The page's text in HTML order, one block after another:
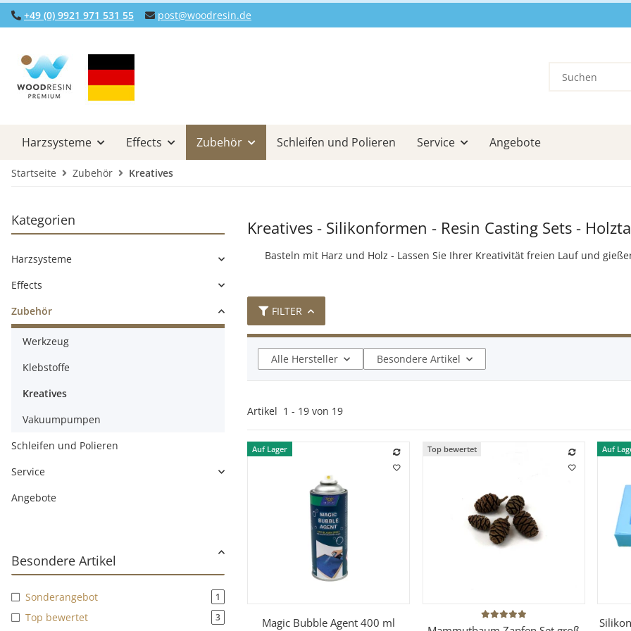
+49 (0) 9921 971 531 55 post@woodresin.de
Harzsysteme Effects Zubehör Schleifen und Polieren Service Angebote
Startseite Zubehör Kreatives
Kreatives - Silikonformen - Resin Casting Sets -
Basteln mit Harz und Holz - Lassen Sie Ihrer Kreativität freien Lauf und
FILTER
Alle Hersteller Besondere Artikel
Artikel 1 - 19 von 19
Auf Lager
Schnellkauf
Magic Bubble Agent 400 ml
Top bewertet
Schnellkauf
Auf
Kategorien
Harzsysteme
Effects
Zubehör
Werkzeug
Klebstoffe
Kreatives
Vakuumpumpen
Schleifen und Polieren
Service
Angebote
Sonderangebot 1
Top bewertet 3